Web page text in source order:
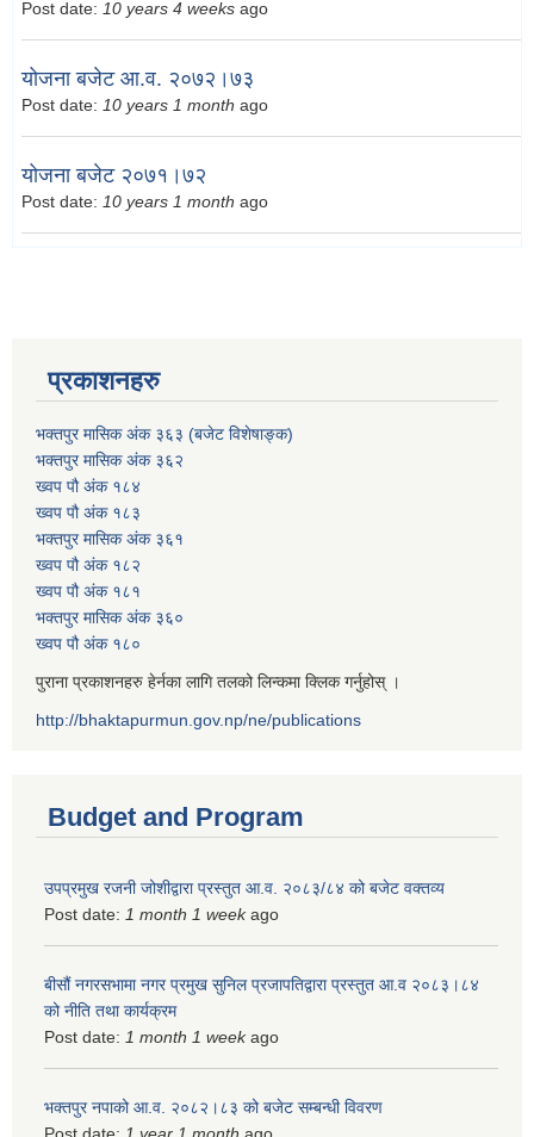
Post date: 10 years 4 weeks ago
योजना बजेट आ.व. २०७२।७३
Post date: 10 years 1 month ago
योजना बजेट २०७१।७२
Post date: 10 years 1 month ago
प्रकाशनहरु
भक्तपुर मासिक अंक ३६३ (बजेट विशेषाङ्क)
भक्तपुर मासिक अंक ३६२
ख्वप पौ अंक १८४
ख्वप पौ अंक १८३
भक्तपुर मासिक अंक ३६१
ख्वप पौ अंक १८२
ख्वप पौ अंक १८१
भक्तपुर मासिक अंक ३६०
ख्वप पौ अंक १८०
पुराना प्रकाशनहरु हेर्नका लागि तलको लिन्कमा क्लिक गर्नुहोस् ।
http://bhaktapurmun.gov.np/ne/publications
Budget and Program
उपप्रमुख रजनी जोशीद्वारा प्रस्तुत आ.व. २०८३/८४ को बजेट वक्तव्य
Post date: 1 month 1 weekago
बीसौं नगरसभामा नगर प्रमुख सुनिल प्रजापतिद्वारा प्रस्तुत आ.व‍ २०८३।८४
को नीति तथा कार्यक्रम
Post date: 1 month 1 weekago
भक्तपुर नपाको आ.व. २०८२।८३ को बजेट सम्बन्धी विवरण